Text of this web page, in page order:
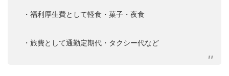
・福利厚生費として軽食・菓子・夜食
・旅費として通勤定期代・タクシー代など